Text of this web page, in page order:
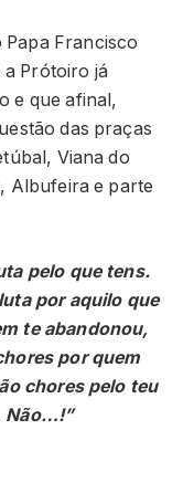
Papa Francisco
Prótoiro já
e que afinal,
das praças
Viana do
Albufeira e parte
pelo que tens.
por aquilo que
te abandonou,
por quem
chores pelo teu
Não…!”